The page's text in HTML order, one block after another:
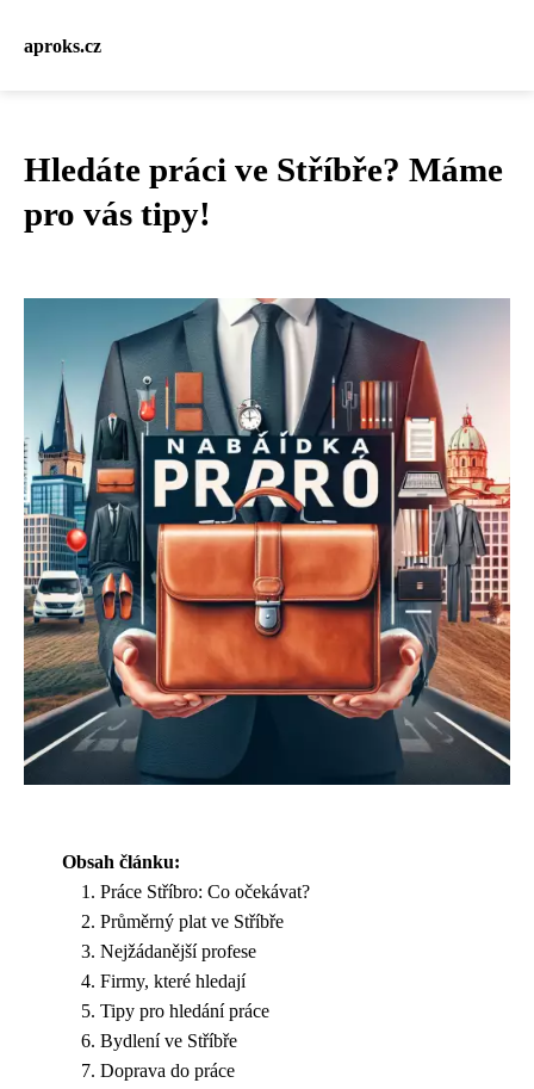
aproks.cz
Hledáte práci ve Stříbře? Máme
pro vás tipy!
Obsah článku:
Práce Stříbro: Co očekávat?
Průměrný plat ve Stříbře
Nejžádanější profese
Firmy, které hledají
Tipy pro hledání práce
Bydlení ve Stříbře
Doprava do práce